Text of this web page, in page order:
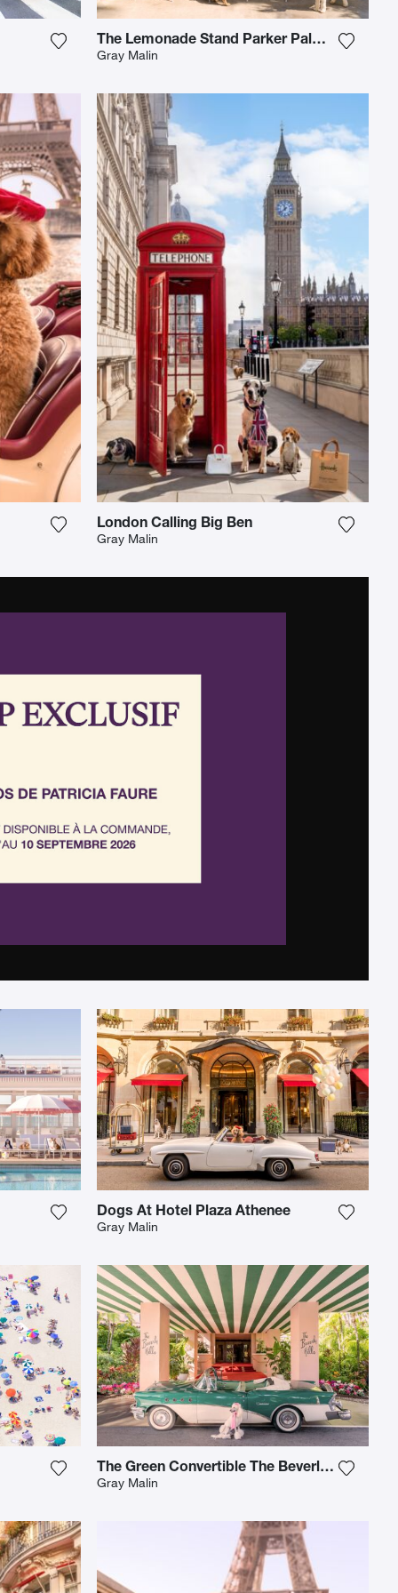
hinzu Fügen Sie das Foto meiner Wunschliste hinzu
The Lemonade Stand Parker Palm Springs
Gray Malin
hinzu Fügen Sie das Foto meiner Wunschliste hinzu
London Calling Big Ben
Gray Malin
hinzu Fügen Sie das Foto meiner Wunschliste hinzu
Dogs At Hotel Plaza Athenee
Gray Malin
hinzu Fügen Sie das Foto meiner Wunschliste hinzu
The Green Convertible The Beverly Hills Hotel
Gray Malin